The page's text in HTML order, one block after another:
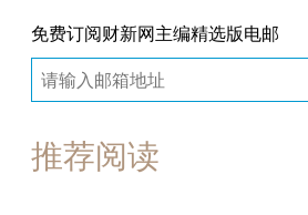
免费订阅财新网主编精选版电邮
推荐阅读